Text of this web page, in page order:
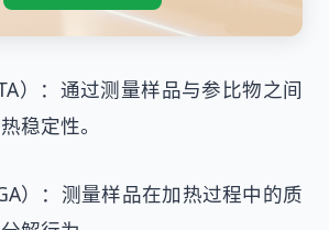
）：通过测量样品与参比物之间
稳定性。
）：测量样品在加热过程中的质